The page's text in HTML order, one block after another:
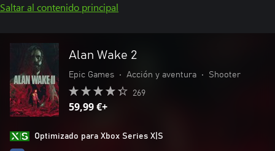
Saltar al contenido principal
Alan Wake 2
Epic Games • Acción y aventura • Shooter
269
59,99 €+
Optimizado para Xbox Series X|S